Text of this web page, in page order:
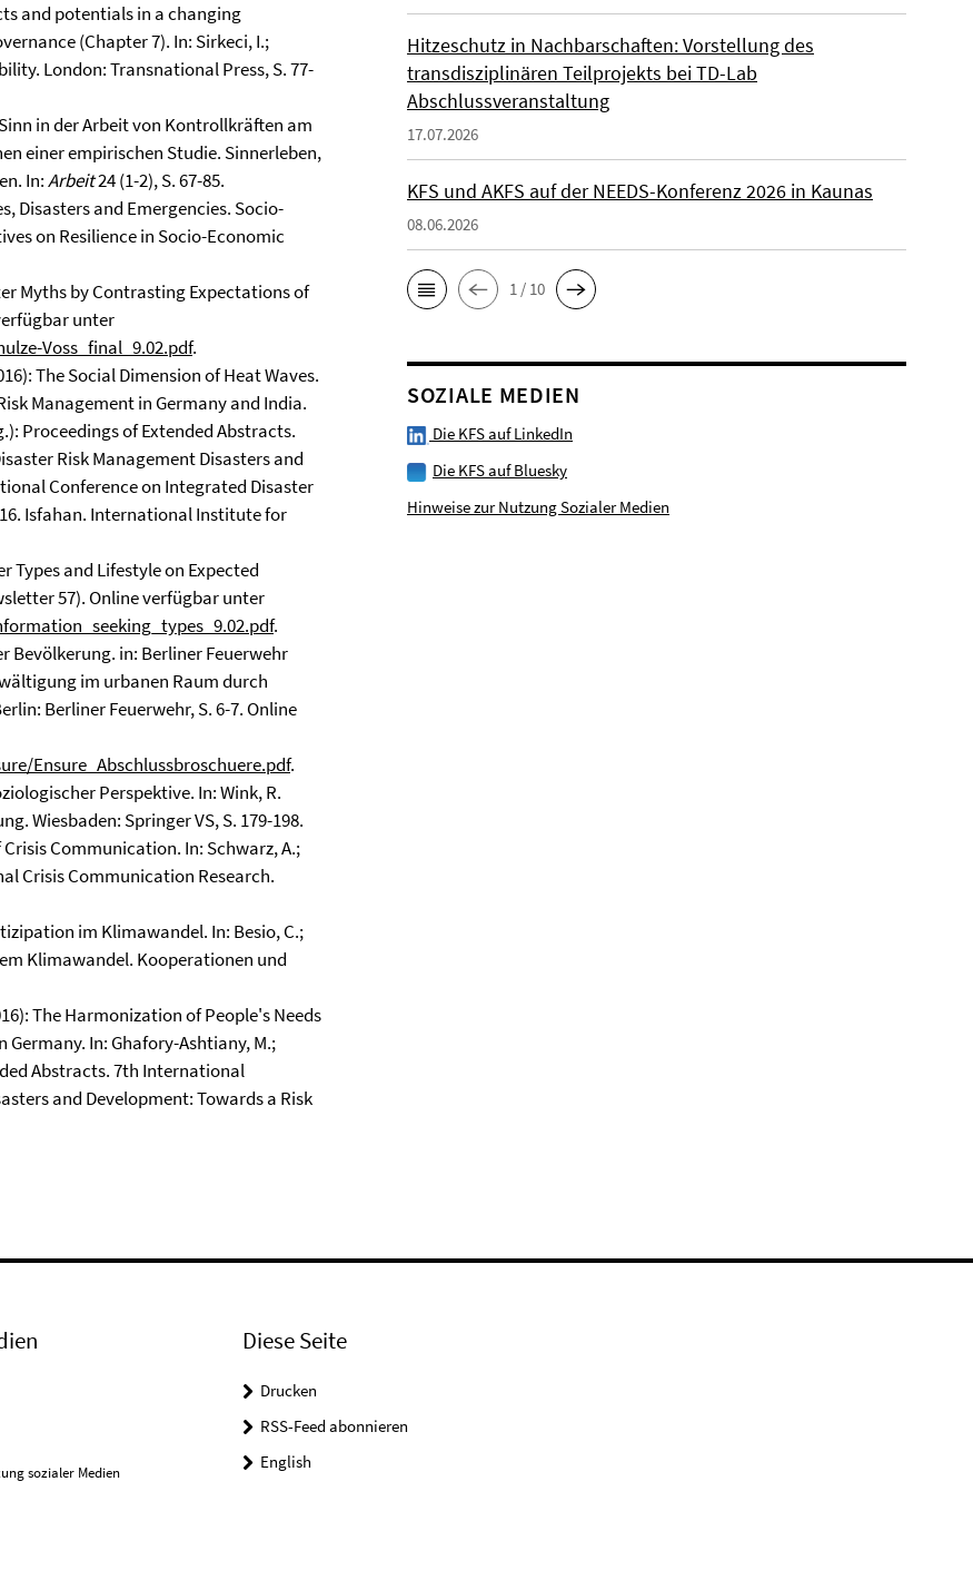
and potentials in a changing
(Chapter 7). In: Sirkeci, I.;
London: Transnational Press, S. 77-
in der Arbeit von Kontrollkräften am
einer empirischen Studie. Sinnerleben,
In:Arbeit24 (1-2), S. 67-85.
Disasters and Emergencies. Socio-
on Resilience in Socio-Economic
Myths by Contrasting Expectations of
unter
Voss_final_9.02.pdf.
The Social Dimension of Heat Waves.
Management in Germany and India.
Proceedings of Extended Abstracts.
Risk Management Disasters and
Conference on Integrated Disaster
Isfahan. International Institute for
Types and Lifestyle on Expected
57). Online verfügbar unter
.
Bevölkerung. in: Berliner Feuerwehr
im urbanen Raum durch
Berliner Feuerwehr, S. 6-7. Online
Ensure_Abschlussbroschuere.pdf.
Perspektive. In: Wink, R.
Wiesbaden: Springer VS, S. 179-198.
Communication. In: Schwarz, A.;
Crisis Communication Research.
im Klimawandel. In: Besio, C.;
Klimawandel. Kooperationen und
The Harmonization of People's Needs
Germany. In: Ghafory-Ashtiany, M.;
Abstracts. 7th International
and Development: Towards a Risk
Hitzeschutz in Nachbarschaften: Vorstellung des
transdisziplinären Teilprojekts bei TD-Lab
Abschlussveranstaltung
17.07.2026
KFS und AKFS auf der NEEDS-Konferenz 2026 in Kaunas
08.06.2026
1 / 10
SOZIALE MEDIEN
Die KFS auf LinkedIn
Die KFS auf Bluesky
Hinweise zur Nutzung Sozialer Medien
sozialer Medien
Diese Seite
Drucken
RSS-Feed abonnieren
English